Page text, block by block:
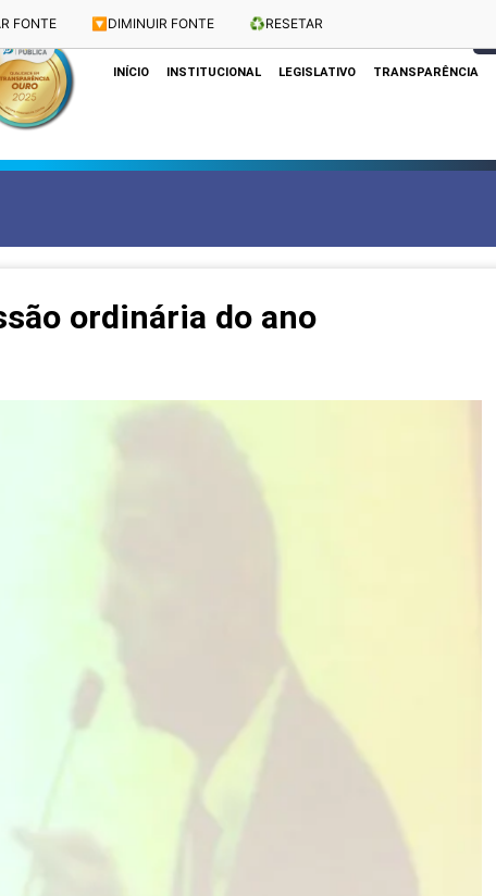
FONTE 🔽 DIMINUIR FONTE ♻️RESETAR
Dias e Horários das Sessões: Terças e Quartas às 10h
INÍCIO INSTITUCIONAL LEGISLATIVO TRANSPARÊNCIA
ordinária do ano